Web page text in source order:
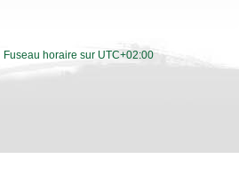
Fuseau horaire sur UTC+02:00